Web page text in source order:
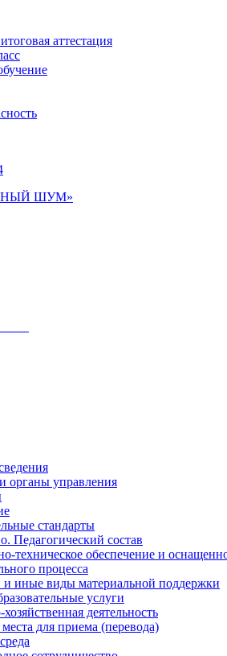
аттестация
ШУМ»
органы управления
стандарты
Педагогический состав
техническое обеспечение и
процесса
иные виды материальной поддержки
услуги
деятельность
для приема (перевода)